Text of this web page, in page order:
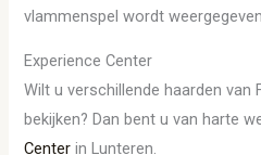
vlammenspel wordt
Experience Center
Wilt u verschillende haarden van
bekijken? Dan bent u van harte
Center in Lunteren.